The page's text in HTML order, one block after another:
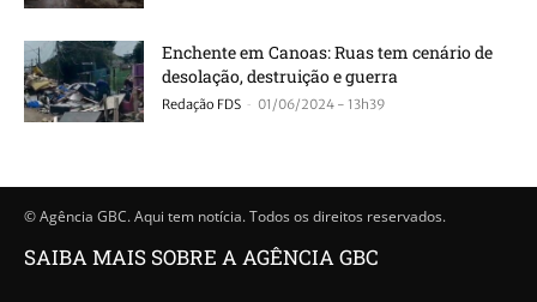
Enchente em Canoas: Ruas tem cenário de
desolação, destruição e guerra
Redação FDS - 01/06/2024 - 13h39
© Agência GBC. Aqui tem notícia. Todos os direitos reservados.
SAIBA MAIS SOBRE A AGÊNCIA GBC